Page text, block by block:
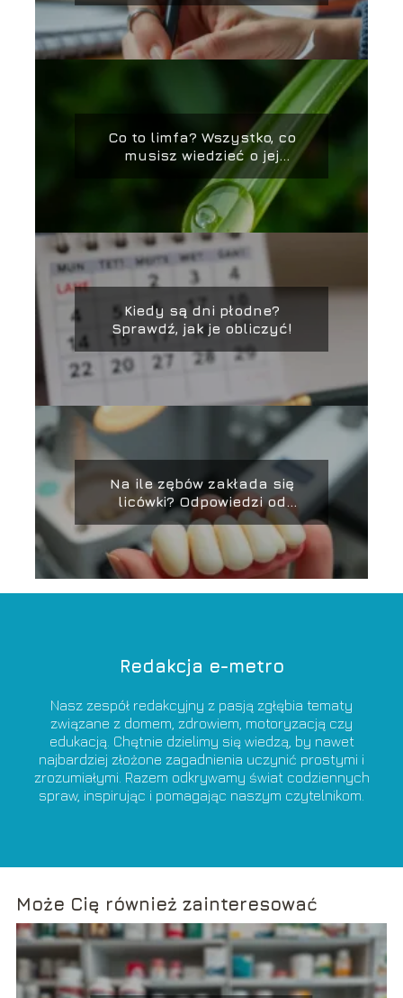
Co to limfa? Wszystko, co
musisz wiedzieć o jej
funkcjach
Kiedy są dni płodne?
Sprawdź, jak je obliczyć!
Na ile zębów zakłada się
licówki? Odpowiedzi od
dentysty
Redakcja e-metro
Nasz zespół redakcyjny z pasją zgłębia tematy
związane z domem, zdrowiem, motoryzacją czy
edukacją. Chętnie dzielimy się wiedzą, by nawet
najbardziej złożone zagadnienia uczynić prostymi i
zrozumiałymi. Razem odkrywamy świat codziennych
spraw, inspirując i pomagając naszym czytelnikom.
Może Cię również zainteresować